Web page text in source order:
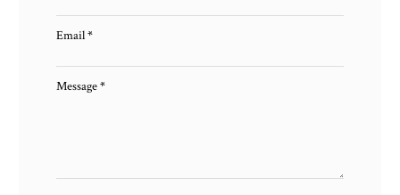
Email*
Message*